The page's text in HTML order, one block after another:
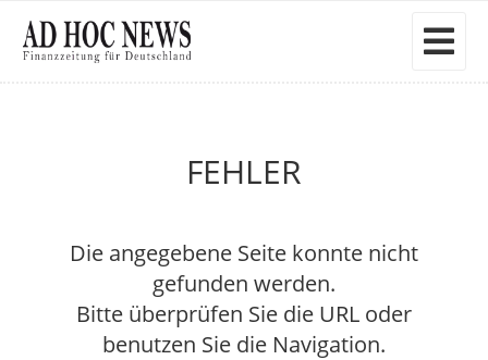
FEHLER
Die angegebene Seite konnte nicht
gefunden werden.
Bitte überprüfen Sie die URL oder
benutzen Sie die Navigation.